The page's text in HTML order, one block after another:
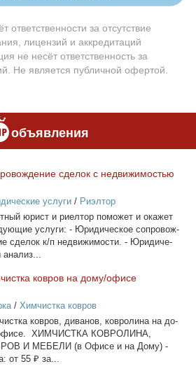
ответственности за отсутствие
лицензий и аккредитаций
не несёт ответственность за
Не является публичной офертой.
объявления
сде­лок с недви­жи­мо­стью
услуги/ Риэлтор
юрист и ри­ел­тор по­мо­жет и ока­жет
услу­ги: - Юри­ди­че­ское со­про­вож­
сде­лок к/п недви­жи­мо­сти. - Юри­ди­че­
ана­лиз...
ков­ров на до­му/офи­се
/ Химчистка ковров
ков­ров, ди­ва­нов, ков­ро­ли­на на до­
ХИМЧИСТКА КОВРОЛИНА,
И МЕБЕЛИ (в Офи­се и на До­му) -
от 55 ₽ за...